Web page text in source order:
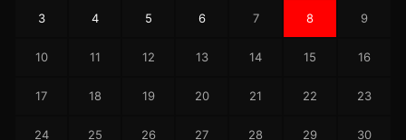
3 4 5 6 7 8 9
10 11 12 13 14 15 16
17 18 19 20 21 22 23
24 25 26 27 28 29 30